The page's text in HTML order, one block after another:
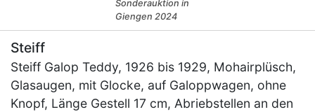
Sonderauktion in
Giengen 2024
Steiff
Steiff Galop Teddy, 1926 bis 1929, Mohairplüsch,
Glasaugen, mit Glocke, auf Galoppwagen, ohne
Knopf, Länge Gestell 17 cm, Abriebstellen an den